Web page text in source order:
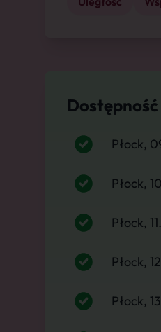
Dostępność
Płock,
Płock,
Płock,
Płock,
Płock,